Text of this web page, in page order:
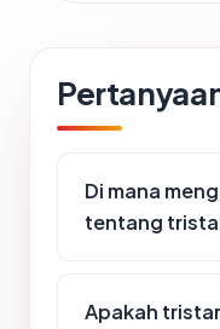
Di mana
tentang
Apakah